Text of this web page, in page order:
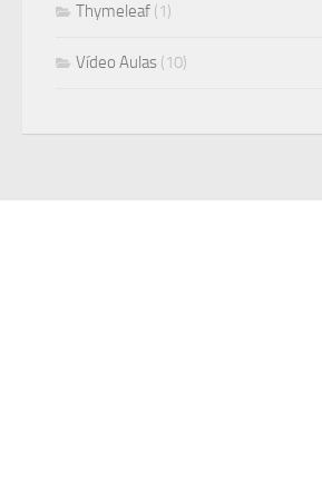
Thymeleaf (1)
Vídeo Aulas (10)